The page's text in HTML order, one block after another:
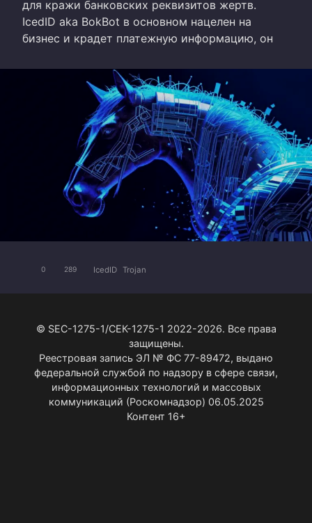
для кражи банковских реквизитов жертв.
IcedID aka BokBot в основном нацелен на
бизнес и крадет платежную информацию, он
0 289 IcedID Trojan
© SEC-1275-1/СЕК-1275-1 2022-2026. Все права
защищены.
Реестровая запись ЭЛ № ФС 77-89472, выдано
федеральной службой по надзору в сфере связи,
информационных технологий и массовых
коммуникаций (Роскомнадзор) 06.05.2025
Контент 16+